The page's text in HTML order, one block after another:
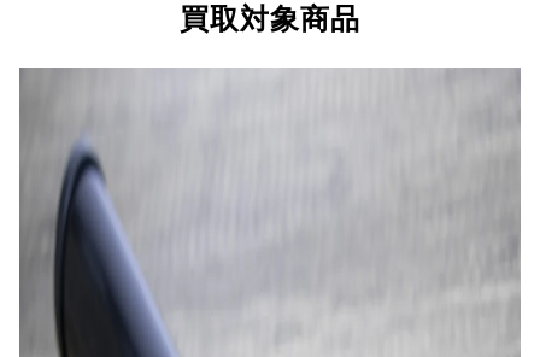
買取対象商品